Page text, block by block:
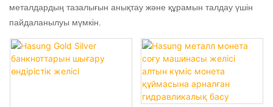
металдардың тазалығын анықтау және құрамын талдау үшін
пайдаланылуы мүмкін.